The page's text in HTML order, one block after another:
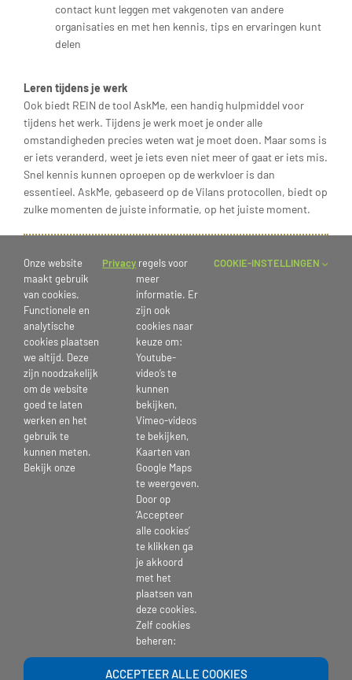
contact kunt leggen met vakgenoten van andere
organisaties en met hen kennis, tips en ervaringen kunt
delen
Leren tijdens je werk
Ook biedt REIN de tool AskMe, een handig hulpmiddel voor
tijdens het werk. Tijdens je werk moet je onder alle
omstandigheden precies weten wat je moet doen. Maar soms is
er iets veranderd, weet je iets even niet meer of gaat er iets mis.
Snel kennis kunnen oproepen op de werkvloer is dan
essentieel. AskMe, gebaseerd op de Vilans protocollen, biedt op
zulke momenten de juiste informatie, op het juiste moment.
Het is binnen St. Pieters en Blokland Gasthuis ook mogelijk om
door te groeien naar een vervolgfunctie. Veel collega’s zijn al
intern doorgestroomd naar andere functies, afdelingen of
locaties. De eerste stap hiervoor is een gesprek met je
teamleider en de afdeling leren en ontwikkelen. Samen kijken we
naar de haalbaarheid van je opleidingswens.
Onze website
maakt gebruik
van cookies.
Functionele en
analytische
cookies plaatsen
we altijd. Deze
zijn noodzakelijk
om de website
goed te laten
werken en het
gebruik te
kunnen meten.
Bekijk onze
Privacy regels voor
meer
informatie. Er
zijn ook
cookies naar
keuze om:
Youtube-
video’s te
kunnen
bekijken,
Vimeo-videos
te bekijken,
Kaarten van
Google Maps
te weergeven.
Door op
‘Accepteer
alle cookies’
te klikken ga
je akkoord
met het
plaatsen van
deze cookies.
Zelf cookies
beheren:
COOKIE-INSTELLINGEN
ACCEPTEER ALLE COOKIES